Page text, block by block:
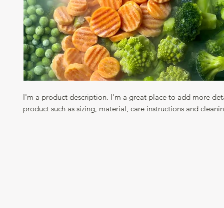
I'm a product description. I'm a great place to add more
product such as sizing, material, care instructions and